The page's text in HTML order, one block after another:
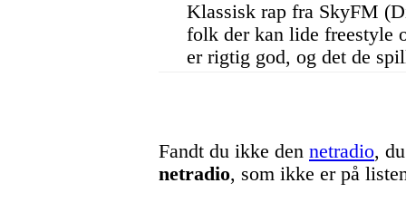
Klassisk rap fra SkyFM
folk der kan lide freestyle
er rigtig god, og det de
Fandt du ikke den netradio,
netradio, som ikke er på